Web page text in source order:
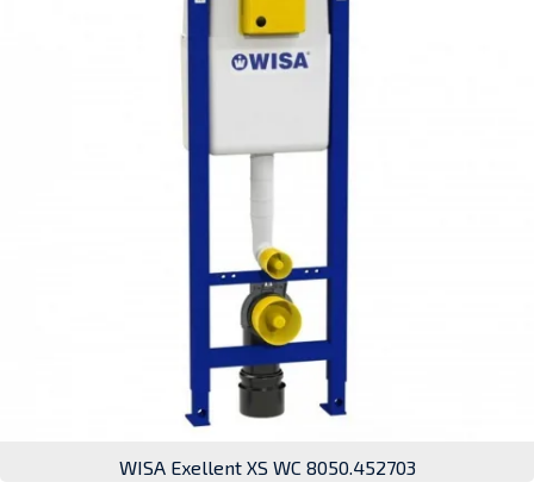
WISA Exellent XS WC 8050.452703